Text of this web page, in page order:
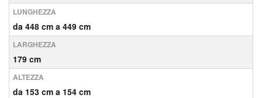
LUNGHEZZA
da 448 cm a 449 cm
LARGHEZZA
179 cm
ALTEZZA
da 153 cm a 154 cm